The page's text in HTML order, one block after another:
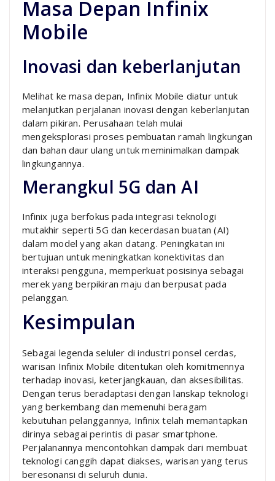
Masa Depan Infinix
Mobile
Inovasi dan keberlanjutan
Melihat ke masa depan, Infinix Mobile diatur untuk
melanjutkan perjalanan inovasi dengan keberlanjutan
dalam pikiran. Perusahaan telah mulai
mengeksplorasi proses pembuatan ramah lingkungan
dan bahan daur ulang untuk meminimalkan dampak
lingkungannya.
Merangkul 5G dan AI
Infinix juga berfokus pada integrasi teknologi
mutakhir seperti 5G dan kecerdasan buatan (AI)
dalam model yang akan datang. Peningkatan ini
bertujuan untuk meningkatkan konektivitas dan
interaksi pengguna, memperkuat posisinya sebagai
merek yang berpikiran maju dan berpusat pada
pelanggan.
Kesimpulan
Sebagai legenda seluler di industri ponsel cerdas,
warisan Infinix Mobile ditentukan oleh komitmennya
terhadap inovasi, keterjangkauan, dan aksesibilitas.
Dengan terus beradaptasi dengan lanskap teknologi
yang berkembang dan memenuhi beragam
kebutuhan pelanggannya, Infinix telah memantapkan
dirinya sebagai perintis di pasar smartphone.
Perjalanannya mencontohkan dampak dari membuat
teknologi canggih dapat diakses, warisan yang terus
beresonansi di seluruh dunia.